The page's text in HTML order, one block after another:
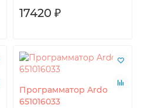
17420 ₽
Программатор Ardo
651016033